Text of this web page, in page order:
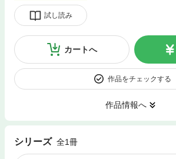
試し読み
カートへ
作品をチェックする
作品情報へ
シリーズ 全1冊